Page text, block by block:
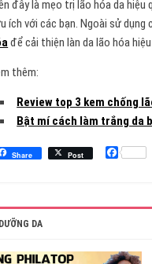
đây là mẹo trị lão hóa da hiệu
ích với các bạn. Ngoài sử
để cải thiện làn da lão hóa
thêm:
Review top 3 kem chống
Bật mí cách làm trắng da
Share Post
DA